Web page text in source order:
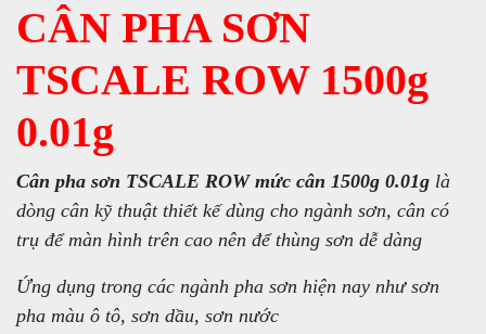
CÂN PHA SƠN
TSCALE ROW 1500g
0.01g
Cân pha sơn TSCALE ROW mức cân 1500g 0.01g là
dòng cân kỹ thuật thiết kế dùng cho ngành sơn, cân có
trụ để màn hình trên cao nên để thùng sơn dễ dàng
Ứng dụng trong các ngành pha sơn hiện nay như sơn
pha màu ô tô, sơn dầu, sơn nước